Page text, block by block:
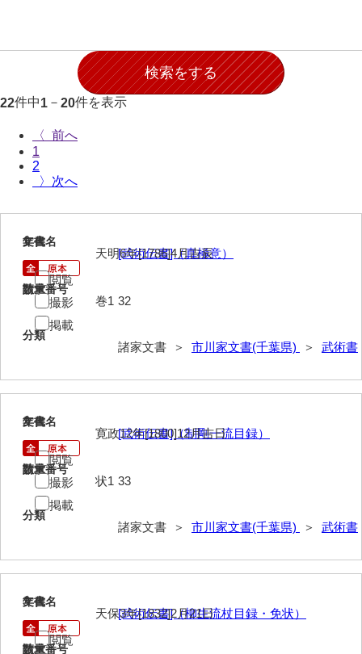
石田家文書（山口市）
和泉家文書
その他
厳島神社念仏踊堅田下組流田会講文書
伊藤家文書（須佐町）
井上一親文書
井上家文書（宇部市）
22件中1 － 20件を表示
〈
1
2
〉
1
文書名
[武術伝書]（真極意）
請求番号
32
分類
諸家文書 ＞ 市川家文書(千葉県) ＞ 武術書
年代
天明6年[1786]4月吉辰
数量
巻1
閲覧
撮影
掲載
2
文書名
[武術伝書]（制剛一流目録）
請求番号
33
分類
諸家文書 ＞ 市川家文書(千葉県) ＞ 武術書
年代
寛政12年[1800]12月吉日
数量
状1
閲覧
撮影
掲載
3
文書名
[武術伝書]（柳生流杖目録・免状）
請求番号
年代
天保3年[1832]2月21日
数量
閲覧